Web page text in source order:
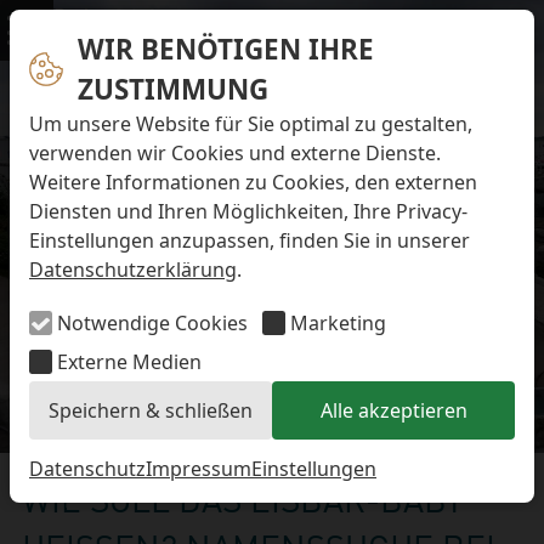
WIR BENÖTIGEN IHRE
ZUSTIMMUNG
Um unsere Website für Sie optimal zu gestalten,
verwenden wir Cookies und externe Dienste.
Weitere Informationen zu Cookies, den externen
Diensten und Ihren Möglichkeiten, Ihre Privacy-
Einstellungen anzupassen, finden Sie in unserer
Datenschutzerklärung.
Notwendige Cookies
Marketing
Externe Medien
Speichern & schließen
Alle akzeptieren
DatenschutzImpressumEinstellungen
Menü
Navigation überspringen
Preise & Infos
Öffnungs- und Fütterungszeiten
Eintrittspreise
Aktuelles
Alle Meldungen
Eisbären-Nachwuchs Anna & Elsa
Eisbären-Nachwuchs Lale & Lili
FAQ zum Tod des Schimpansen-Jungtiers
Newsletter
Bildungsletter
Barrierefreier Zoo
Hausordnung
Arbeiten im Zoo
Ausbildung zur Zootierpflegerin/zum Zootierpfleger
Freiwilliges ökologisches Jahr (FÖJ)
Mitarbeiter:in (w/m/d) auf Minijob-Basis
Patenschaften
Förderverein
Eisbären-Nachwuchs
WIE SOLL DAS EISBÄR-BABY